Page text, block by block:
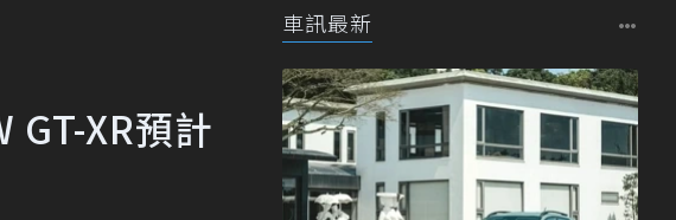
XR預計
車訊最新